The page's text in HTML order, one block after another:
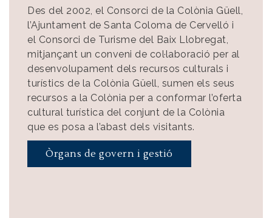
Des del 2002, el Consorci de la Colònia Güell,
l’Ajuntament de Santa Coloma de Cervelló i
el Consorci de Turisme del Baix Llobregat,
mitjançant un conveni de col·laboració per al
desenvolupament dels recursos culturals i
turístics de la Colònia Güell, sumen els seus
recursos a la Colònia per a conformar l’oferta
cultural turística del conjunt de la Colònia
que es posa a l’abast dels visitants.
Òrgans de govern i gestió